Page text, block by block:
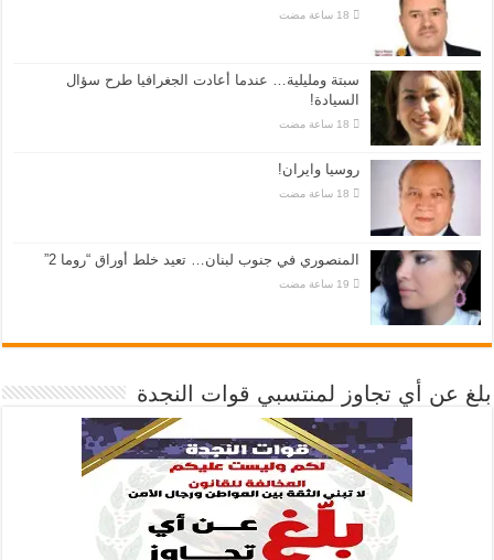
سبتة ومليلية… عندما أعادت الجغرافيا طرح سؤال
السيادة!
روسيا وايران!
المنصوري في جنوب لبنان… تعيد خلط أوراق “روما 2”
بلغ عن أي تجاوز لمنتسبي قوات النجدة